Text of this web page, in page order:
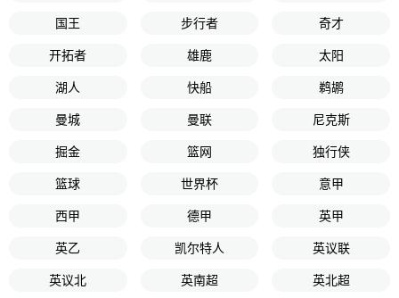
国王 步行者 奇才
开拓者 雄鹿 太阳
湖人 快船 鹈鹕
曼城 曼联 尼克斯
掘金 篮网 独行侠
篮球 世界杯 意甲
西甲 德甲 英甲
英乙 凯尔特人 英议联
英议北 英南超 英北超